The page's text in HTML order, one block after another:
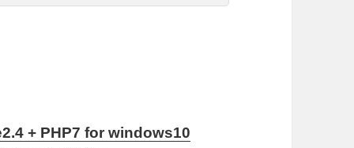
+ PHP7 for windows10